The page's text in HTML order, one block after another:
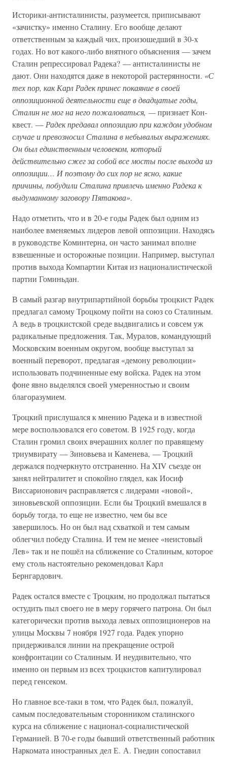
Историки-антисталинисты, разумеется, приписывают
«зачистку» именно Сталину. Его вообще делают
ответственным за каждый чих, произошедший в 30-х
годах. Но вот какого-либо внятного объяснения — зачем
Сталин репрессировал Радека? — антисталинисты не
дают. Они находятся даже в некоторой растерянности. «С
тех пор, как Карл Радек принес покаяние в своей
оппозиционной деятельности еще в двадцатые годы,
Сталин не мог на него пожаловаться, —признает Кон-
квест. — Радек предавал оппозицию при каждом удобном
случае и превозносил Сталина в небывалых выражениях.
Он был единственным человеком, который
действительно сжег за собой все мосты после выхода из
оппозиции… И поэтому до сих пор не ясно, какие
причины, побудили Сталина привлечь именно Радека к
выдуманному заговору Пятакова».
Надо отметить, что и в 20-е годы Радек был одним из
наиболее вменяемых лидеров левой оппозиции. Находясь
в руководстве Коминтерна, он часто занимал вполне
взвешенные и осторожные позиции. Например, выступал
против выхода Компартии Китая из националистической
партии Гоминьдан.
В самый разгар внутрипартийной борьбы троцкист Радек
предлагал самому Троцкому пойти на союз со Сталиным.
А ведь в троцкистской среде выдвигались и совсем уж
радикальные предложения. Так, Муралов, командующий
Московским военным округом, вообще выступал за
военный переворот, предлагая «демону революции»
использовать подчиненные ему войска. Радек на этом
фоне явно выделялся своей умеренностью и своим
благоразумием.
Троцкий прислушался к мнению Радека и в известной
мере воспользовался его советом. В 1925 году, когда
Сталин громил своих вчерашних коллег по правящему
триумвирату — Зиновьева и Каменева, — Троцкий
держался подчеркнуто отстраненно. На XIV съезде он
занял нейтралитет и спокойно глядел, как Иосиф
Виссарионович расправляется с лидерами «новой»,
зиновьевской оппозиции. Если бы Троцкий вмешался в
борьбу тогда, то еще не известно, чем бы все
завершилось. Но он был над схваткой и тем самым
облегчил победу Сталина. И тем не менее «неистовый
Лев» так и не пошёл на сближение со Сталиным, которое
ему столь настоятельно рекомендовал Карл
Бернгардович.
Радек остался вместе с Троцким, но продолжал пытаться
остудить пыл своего не в меру горячего патрона. Он был
категорически против выхода левых оппозиционеров на
улицы Москвы 7 ноября 1927 года. Радек упорно
придерживался линии на прекращение острой
конфронтации со Сталиным. И неудивительно, что
именно он первым из всех троцкистов капитулировал
перед генсеком.
Но главное все-таки в том, что Радек был, пожалуй,
самым последовательным сторонником сталинского
курса на сближение с национал-социалистической
Германией. В 70-е годы бывший ответственный работник
Наркомата иностранных дел Е. А. Гнедин сопоставил